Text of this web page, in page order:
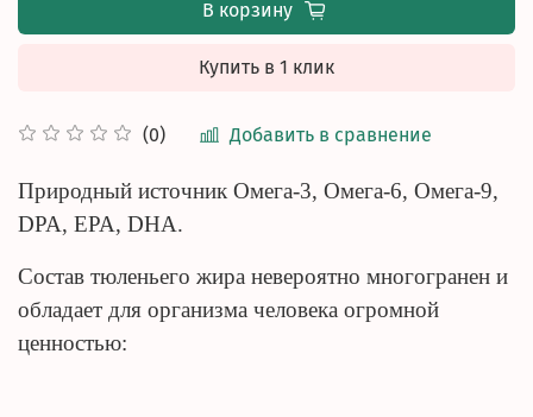
(0) Добавить в сравнение
В корзину
Купить в 1 клик
Природный источник Омега-3, Омега-6, Омега-9,
DPA, EPA, DHA.
Состав тюленьего жира невероятно многогранен и
обладает для организма человека огромной
ценностью: